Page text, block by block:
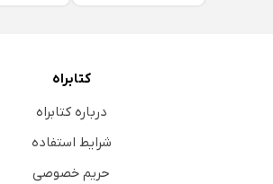
کتابراه
درباره کتابراه
شرایط استفاده
حریم خصوصی